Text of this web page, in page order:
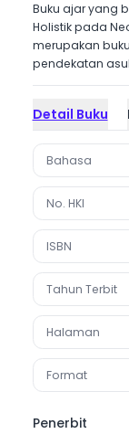
Buku ajar yang
Holistik pada
merupakan
pendekatan
Detail Buku
Bahasa
No. HKI
ISBN
Tahun Terbit
Halaman
Format
Penerbit